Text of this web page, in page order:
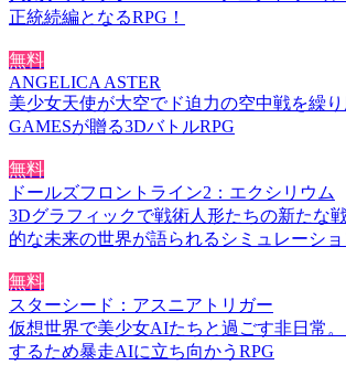
正統続編となるRPG！
無料
ANGELICA ASTER
美少女天使が大空でド迫力の空中戦を繰
GAMESが贈る3DバトルRPG
無料
ドールズフロントライン2：エクシリウム
3Dグラフィックで戦術人形たちの新たな
的な未来の世界が語られるシミュレーショ
無料
スターシード：アスニアトリガー
仮想世界で美少女AIたちと過ごす非日常
するため暴走AIに立ち向かうRPG